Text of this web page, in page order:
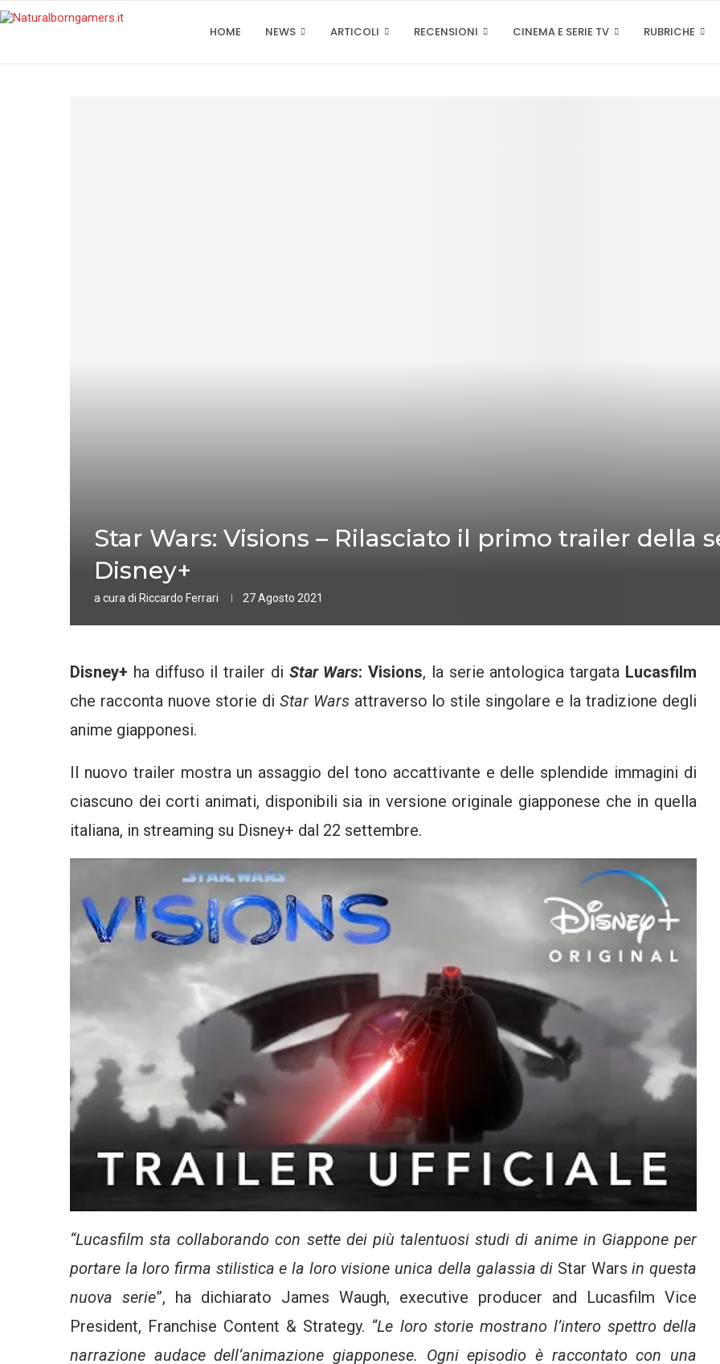
HOME NEWS ARTICOLI RECENSIONI CINEMA E SERIE TV RUBRICHE
Star Wars: Visions – Rilasciato il primo trailer della
Disney+
a cura di Riccardo Ferrari 27 Agosto 2021
Disney+ ha diffuso il trailer di Star Wars: Visions, la serie antologica targata Lucasfilm
che racconta nuove storie di Star Warsattraverso lo stile singolare e la tradizione degli
anime giapponesi.
Il nuovo trailer mostra un assaggio del tono accattivante e delle splendide immagini di
ciascuno dei corti animati, disponibili sia in versione originale giapponese che in quella
italiana, in streaming su Disney+ dal 22 settembre.
“Lucasfilm sta collaborando con sette dei più talentuosi studi di anime in Giappone per
portare la loro firma stilistica e la loro visione unica della galassia di Star Wars in questa
nuova serie”, ha dichiarato James Waugh, executive producer and Lucasfilm Vice
President, Franchise Content & Strategy. “Le loro storie mostrano l’intero spettro della
narrazione audace dell’animazione giapponese. Ogni episodio è raccontato con una